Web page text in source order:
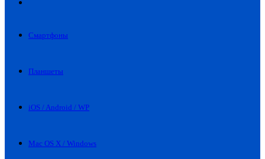
Смартфоны
Планшеты
iOS / Android / WP
Mac OS X / Windows